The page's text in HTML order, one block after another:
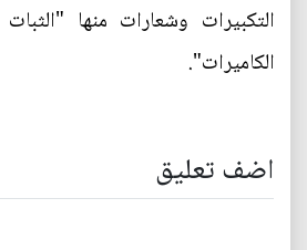
التكبيرات وشعارات منها
الكاميرات".
اضف تعليق